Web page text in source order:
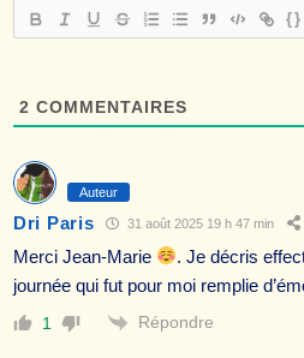
{}
2 COMMENTAIRES
Auteur
Dri Paris 31 août 2025 19 h 47 min
Merci Jean-Marie
. Je décris
journée qui fut pour moi remplie
1 Répondre